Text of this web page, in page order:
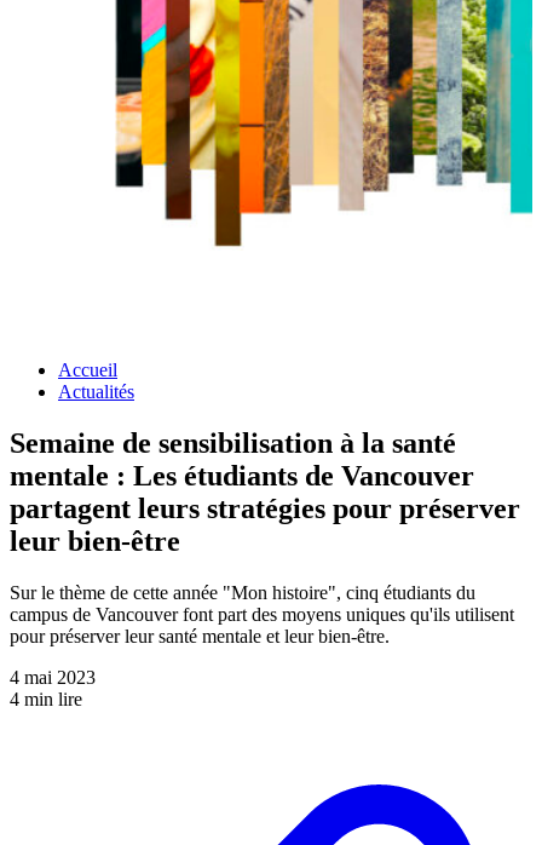
Accueil
Actualités
Semaine de sensibilisation à la santé
mentale : Les étudiants de Vancouver
partagent leurs stratégies pour préserver
leur bien-être
Sur le thème de cette année "Mon histoire", cinq étudiants du
campus de Vancouver font part des moyens uniques qu'ils utilisent
pour préserver leur santé mentale et leur bien-être.
4 mai 2023
4 min lire